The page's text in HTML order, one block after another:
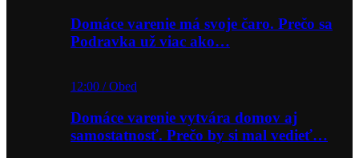
Domáce varenie má svoje čaro. Prečo sa
Podravka už viac ako…
12:00 / Obed
Domáce varenie vytvára domov aj
samostatnosť. Prečo by si mal vedieť…